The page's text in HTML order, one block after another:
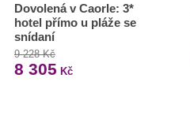
Dovolená v Caorle: 3*
hotel přímo u pláže se
snídaní
9 228 Kč
8 305 Kč